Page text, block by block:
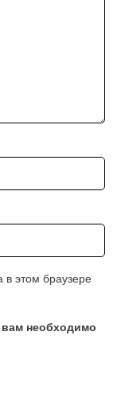
в этом браузере
необходимо